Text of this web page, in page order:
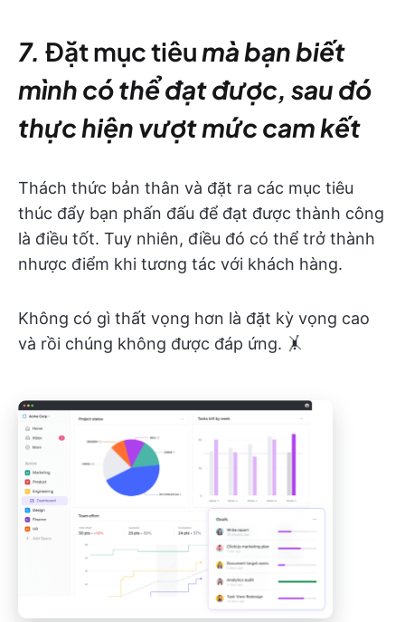
7. Đặt mục tiêumà bạn biết
mình có thể đạt được, sau đó
thực hiện vượt mức cam kết
Thách thức bản thân và đặt ra các mục tiêu
thúc đẩy bạn phấn đấu để đạt được thành công
là điều tốt. Tuy nhiên, điều đó có thể trở thành
nhược điểm khi tương tác với khách hàng.
Không có gì thất vọng hơn là đặt kỳ vọng cao
và rồi chúng không được đáp ứng. 🤸